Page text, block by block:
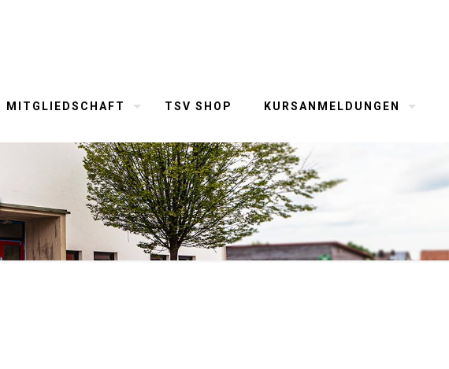
MITGLIEDSCHAFT TSV SHOP KURSANMELDUNGEN